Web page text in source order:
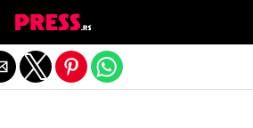
mobile version